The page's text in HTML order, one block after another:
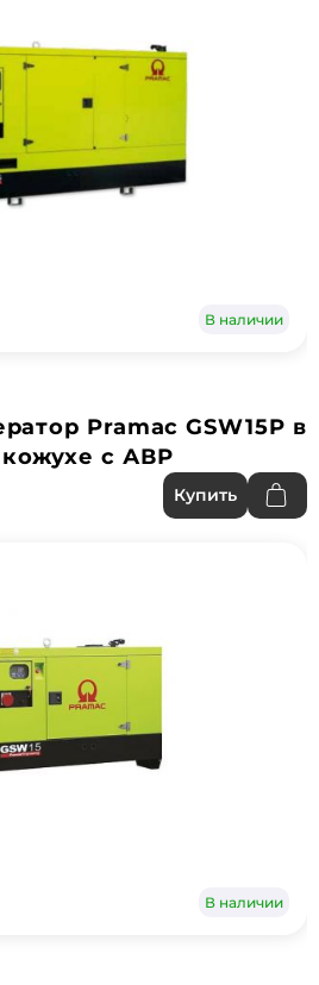
В наличии
Pramac GSW15P в
с АВР
Купить
В наличии